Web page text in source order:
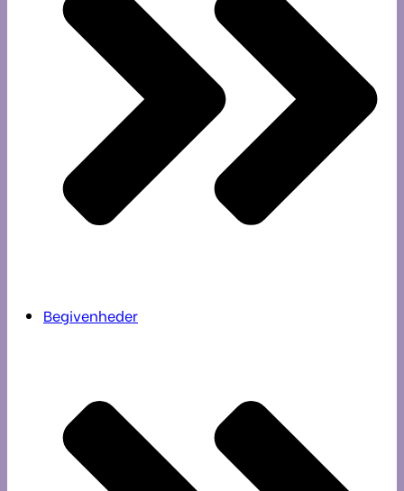
Begivenheder